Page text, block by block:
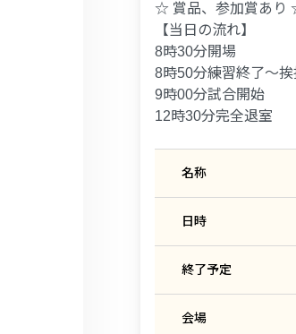
☆ 賞品、参加賞あり
【当日の流れ】
8時30分開場
8時50分練習終了～挨
9時00分試合開始
12時30分完全退室
名称
日時
終了予定
会場